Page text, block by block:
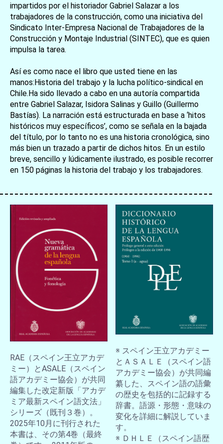
お買い物を続ける
impartidos por el historiador Gabriel Salazar a los
trabajadores de la construcción, como una iniciativa del
Sindicato Inter-Empresa Nacional de Trabajadores de la
Construcción y Montaje Industrial (SINTEC), que es quien
impulsa la tarea.
Así es como nace el libro que usted tiene en las
manos:Historia del trabajo y la lucha político-sindical en
Chile.Ha sido llevado a cabo en una autoría compartida
entre Gabriel Salazar, Isidora Salinas y Guillo (Guillermo
Bastías). La narración está estructurada en base a ‘hitos
históricos muy específicos’, como se señala en la bajada
del título, por lo tanto no es una historia cronológica, sino
más bien un trazado a partir de dichos hitos. En un estilo
breve, sencillo y lúdicamente ilustrado, es posible recorrer
en 150 páginas la historia del trabajo y los trabajadores.
RAE（スペイン王立アカデ
ミー）とASALE（スペイン
語アカデミー協会）が共同
編集した改定新版「アカデ
ミア最新スペイン語文法」
シリーズ（既刊３巻）。
2025年10月に刊行された
本書は、その第4巻（最終
※ スペイン王立アカデミー
とＡＳＡＬＥ（スペイン語
アカデミー協会）が共同編
纂した、スペイン語の語彙
の歴史を包括的に記録する
辞書。語源・形態・意味の
変化を詳細に解説していま
す。
※ ＤＨＬＥ（スペイン語歴